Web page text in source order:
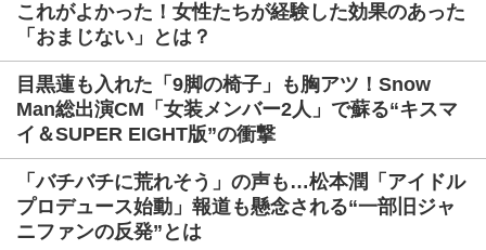
これがよかった！女性たちが経験した効果のあった
「おまじない」とは？
目黒蓮も入れた「9脚の椅子」も胸アツ！Snow
Man総出演CM「女装メンバー2人」で蘇る“キスマ
イ＆SUPER EIGHT版”の衝撃
「バチバチに荒れそう」の声も…松本潤「アイドル
プロデュース始動」報道も懸念される“一部旧ジャ
ニファンの反発”とは